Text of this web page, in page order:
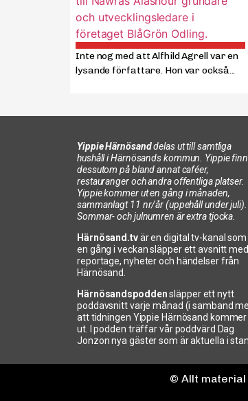
Inte nog med att Alfhild Agrell var en
lysande författare. Hon var också...
Yippie Härnösanddelas ut till samtliga
hushåll i Härnösands kommun. Yippie
dessutom på bland annat caféer,
restauranger och andra offentliga platser.
Yippie kommer ut en gång i månaden,
sammanlagt 11 nr/år (uppehåll under juli).
Sommar- och julnumren är extra tjocka.
Härnösand.tvär en digital tv-kanal som
en gång i veckan släpper ett avsnitt med
reportage, nyheter och händelser från
Härnösand.
Härnösandspoddensläpper ett nytt
poddavsnitt varje månad (i samband
att tidningen Yippie Härnösand kommer
ut. I podden träffar vår poddvärd Dag
Jonzon nya gäster som är aktuella i
© Allt material